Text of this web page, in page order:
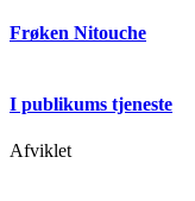
Frøken Nitouche
I publikums tjeneste
Afviklet